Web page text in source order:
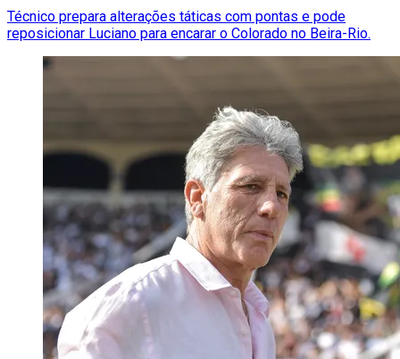
Técnico prepara alterações táticas com pontas e pode
reposicionar Luciano para encarar o Colorado no Beira-Rio.